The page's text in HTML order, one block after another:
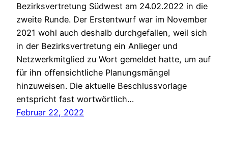
Bezirksvertretung Südwest am 24.02.2022 in die
zweite Runde. Der Erstentwurf war im November
2021 wohl auch deshalb durchgefallen, weil sich
in der Bezirksvertretung ein Anlieger und
Netzwerkmitglied zu Wort gemeldet hatte, um auf
für ihn offensichtliche Planungsmängel
hinzuweisen. Die aktuelle Beschlussvorlage
entspricht fast wortwörtlich…
Februar 22, 2022